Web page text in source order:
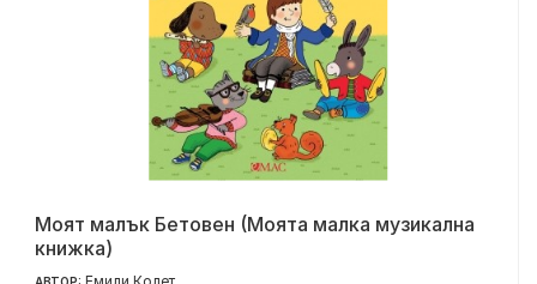
Моят малък Бетовен (Моята малка музикална
книжка)